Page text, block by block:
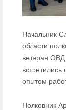
Начальник
области
ветеран ОВД
опытом
Полковник